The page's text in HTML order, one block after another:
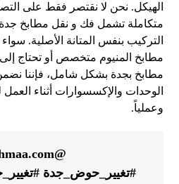
الهيكل. نحن لا نقتصر فقط على
متكاملة تشمل فك و نقل مطابخ جدة
التركيب بنفس المتانة الأصلية.
مطابخ المنيوم متخصص أو تحتاج
مطابخ بجدة بشكل شامل، فإننا
الوحدات والإكسسوارات أثناء
وعملياً.
@alrahmaa.com
#تغيير_حوض_جدة